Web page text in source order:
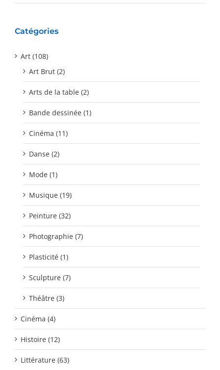
Catégories
Art (108)
Art Brut (2)
Arts de la table (2)
Bande dessinée (1)
Cinéma (11)
Danse (2)
Mode (1)
Musique (19)
Peinture (32)
Photographie (7)
Plasticité (1)
Sculpture (7)
Théâtre (3)
Cinéma (4)
Histoire (12)
Littérature (63)